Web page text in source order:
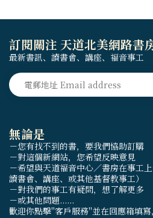
無論是
－您有找不到的書，要我們協助訂購
－對這個新網站，您希望反映意見
－希望與天道福音中心／書房在事工
讀書會、講座、或其他基督教事工）
－對我們的事工有疑問，想了解更多
－或其他問題......
歡迎你點擊"客戶服務"並在回應箱填
訂閱關注 天道北美網路書
最新書訊、讀書會、講座、福音事工